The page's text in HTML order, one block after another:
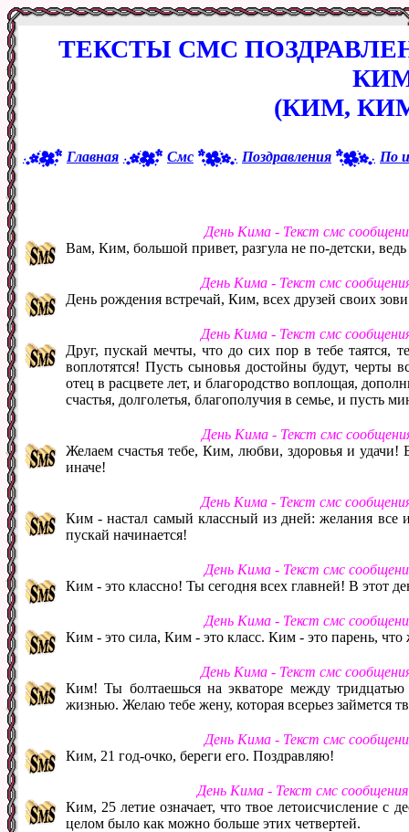
ТЕКСТЫ СМС
(КИМ,
Главная Смс Поздравления По
День Кима - Текст смс
Вам, Ким, большой привет, разгула не по-детски,
День Кима - Текст смс
День рождения встречай, Ким, всех друзей своих
День Кима - Текст смс
Друг, пускай мечты, что до сих пор в тебе таятся,
воплотятся! Пусть сыновья достойны будут, черты
отец в расцвете лет, и благородство воплощая,
счастья, долголетья, благополучия в семье, и пусть
День Кима - Текст смс
Желаем счастья тебе, Ким, любви, здоровья и удачи!
иначе!
День Кима - Текст смс
Ким - настал самый классный из дней: желания все
пускай начинается!
День Кима - Текст смс
Ким - это классно! Ты сегодня всех главней! В этот
День Кима - Текст смс
Ким - это сила, Ким - это класс. Ким - это парень, что
День Кима - Текст смс
Ким! Ты болтаешься на экваторе между
жизнью. Желаю тебе жену, которая всерьез займется
День Кима - Текст смс
Ким, 21 год-очко, береги его. Поздравляю!
День Кима - Текст смс
Ким, 25 летие означает, что твое летоисчисление
целом было как можно больше этих четвертей.